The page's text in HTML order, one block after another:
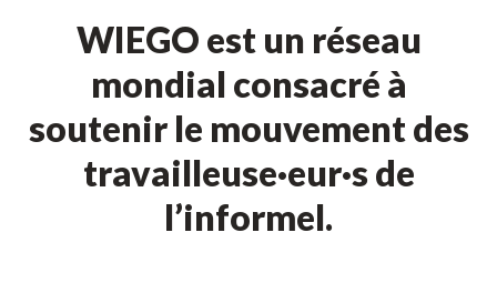
WIEGO est un réseau
mondial consacré à
soutenir le mouvement des
travailleuse·eur·s de
l’informel.